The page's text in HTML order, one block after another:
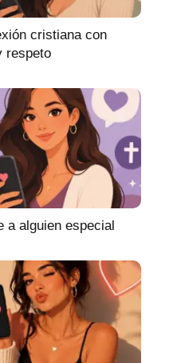
cristiana con
respeto
a alguien especial